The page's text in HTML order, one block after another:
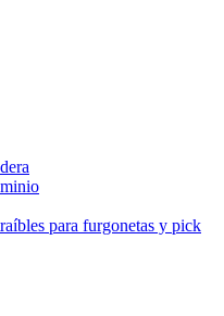
para furgonetas y pick